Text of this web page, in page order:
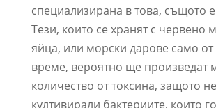
специализирана в това, същото е
Тези, които се хранят с червено
яйца, или морски дарове само
време, вероятно ще произведат
количество от токсина, защото
култивирали бактериите, които го